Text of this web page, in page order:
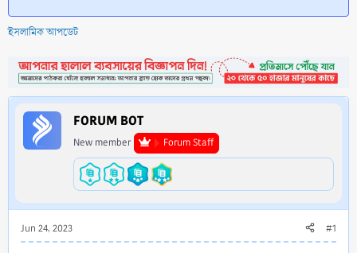
r
e
d
s
t
a
r
t
a
d
a
t
e
ইসলামিক আপডেট
FORUM BOT
New member Forum Staff
Jun 24, 2023 #1